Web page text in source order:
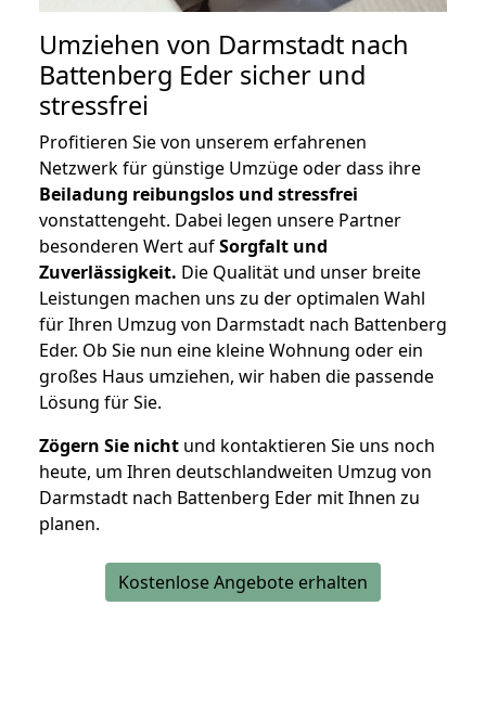
Umziehen von Darmstadt nach
Battenberg Eder sicher und
stressfrei
Profitieren Sie von unserem erfahrenen
Netzwerk für günstige Umzüge oder dass ihre
Beiladung reibungslos und stressfrei
vonstattengeht. Dabei legen unsere Partner
besonderen Wert aufSorgfalt und
Zuverlässigkeit. Die Qualität und unser breite
Leistungen machen uns zu der optimalen Wahl
für Ihren Umzug von Darmstadt nach Battenberg
Eder. Ob Sie nun eine kleine Wohnung oder ein
großes Haus umziehen, wir haben die passende
Lösung für Sie.
Zögern Sie nicht und kontaktieren Sie uns noch
heute, um Ihren deutschlandweiten Umzug von
Darmstadt nach Battenberg Eder mit Ihnen zu
planen.
Kostenlose Angebote erhalten